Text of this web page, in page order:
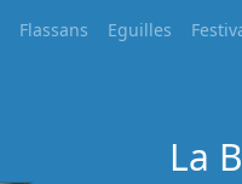
Flassans Eguilles
La